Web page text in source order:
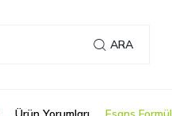
ARA